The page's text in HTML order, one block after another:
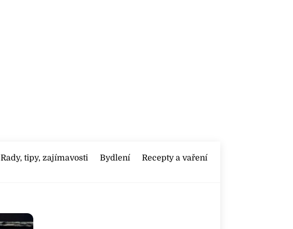
Rady, tipy, zajímavosti Bydlení Recepty a vaření